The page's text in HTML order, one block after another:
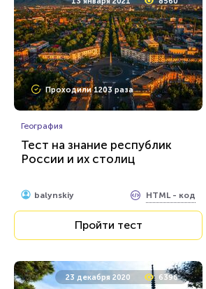
Проходили 1203 раза
География
Тест на знание республик
России и их столиц
balynskiy HTML - код
Пройти тест
23 декабря 2020 6396